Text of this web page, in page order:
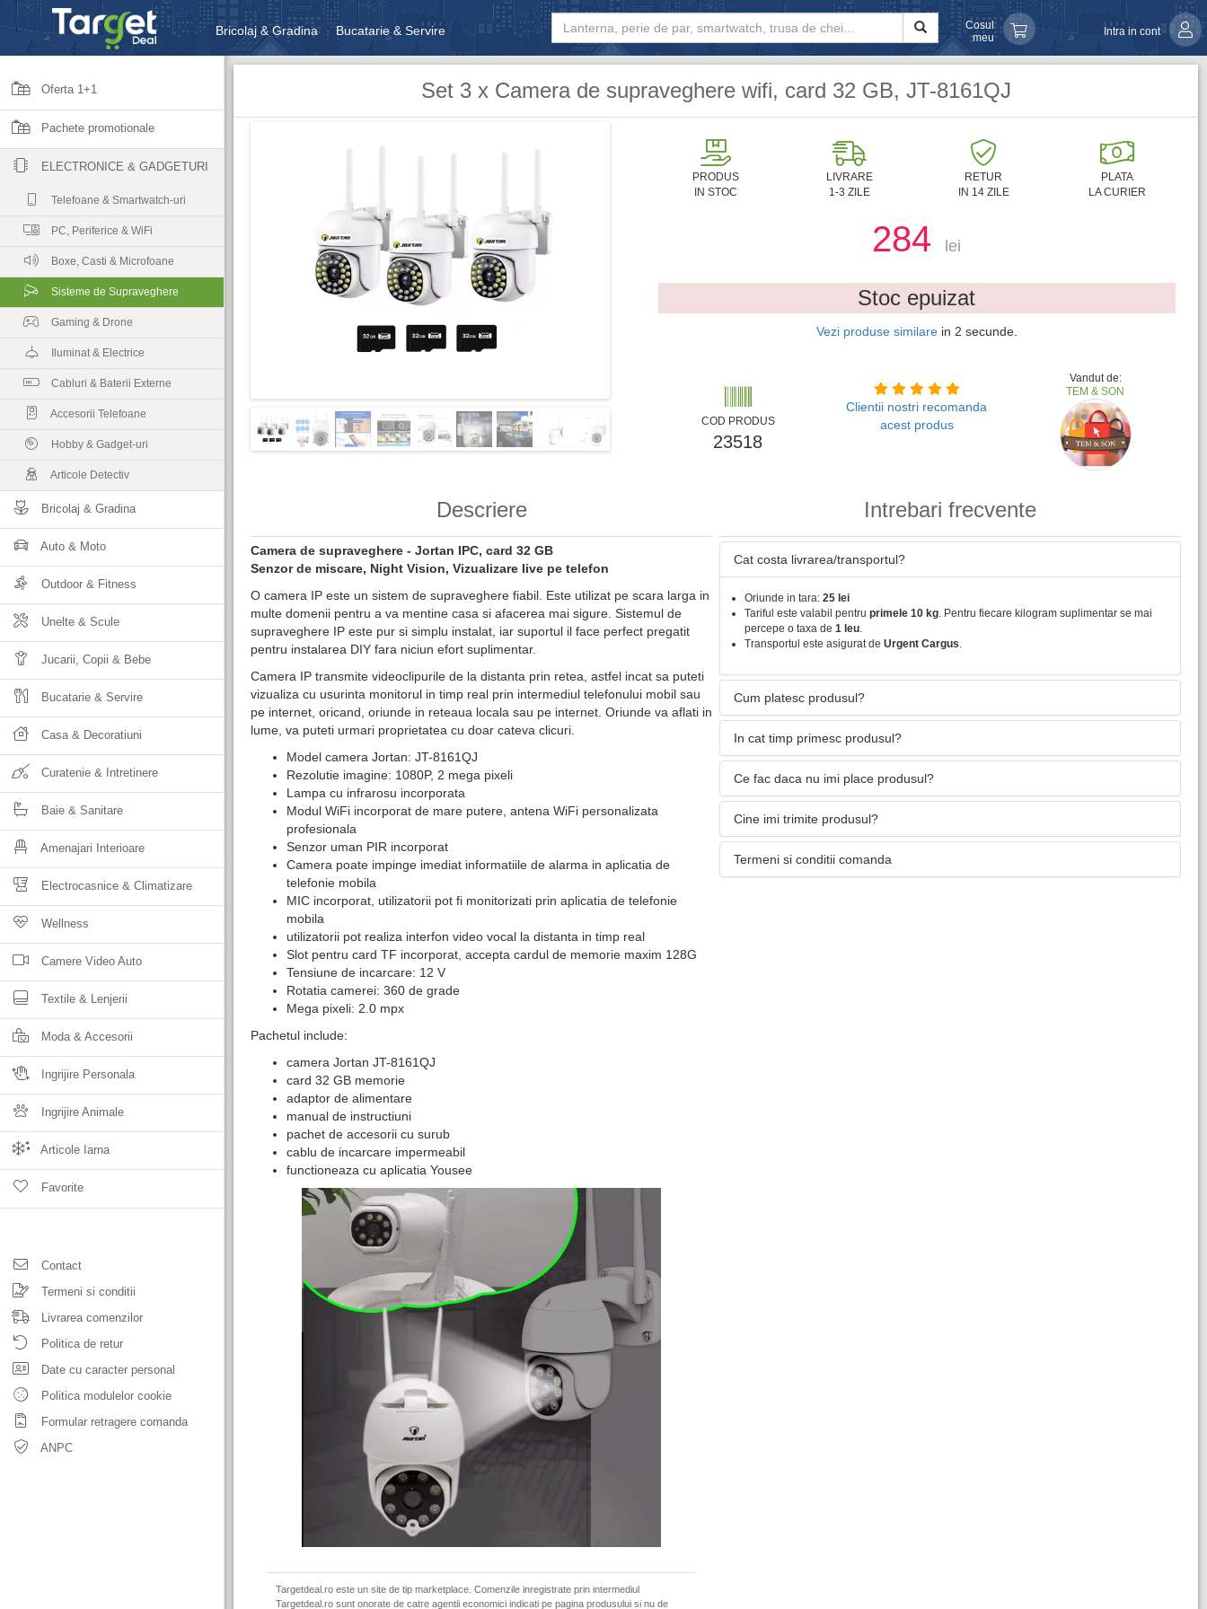
Bricolaj & Gradina Bucatarie & Servire
Unelte & Scule Jucarii, Copii & Bebe
Cosul
meu
Intra in cont
Oferta 1+1
Pachete promotionale
ELECTRONICE & GADGETURI
Telefoane & Smartwatch-uri
PC, Periferice & WiFi
Boxe, Casti & Microfoane
Sisteme de Supraveghere
Gaming & Drone
Iluminat & Electrice
Cabluri & Baterii Externe
Accesorii Telefoane
Hobby & Gadget-uri
Articole Detectiv
Bricolaj & Gradina
Auto & Moto
Outdoor & Fitness
Unelte & Scule
Jucarii, Copii & Bebe
Bucatarie & Servire
Casa & Decoratiuni
Curatenie & Intretinere
Baie & Sanitare
Amenajari Interioare
Electrocasnice & Climatizare
Wellness
Camere Video Auto
Textile & Lenjerii
Moda & Accesorii
Ingrijire Personala
Ingrijire Animale
Articole Iarna
Favorite
Contact
Termeni si conditii
Livrarea comenzilor
Politica de retur
Date cu caracter personal
Politica modulelor cookie
Formular retragere comanda
ANPC
Set 3 x Camera de supraveghere wifi, card 32 GB, JT-8161QJ
PRODUS
IN STOC
LIVRARE
1-3 ZILE
RETUR
IN 14 ZILE
PLATA
LA CURIER
284 lei
Stoc epuizat
Vezi produse similare in 1 secunde.
COD PRODUS
23518
Clientii nostri recomanda
acest produs
Vandut de:
TEM & SON
Descriere
Camera de supraveghere - Jortan IPC, card 32 GB
Senzor de miscare, Night Vision, Vizualizare live pe telefon
O camera IP este un sistem de supraveghere fiabil. Este utilizat pe scara larga in
multe domenii pentru a va mentine casa si afacerea mai sigure. Sistemul de
supraveghere IP este pur si simplu instalat, iar suportul il face perfect pregatit
pentru instalarea DIY fara niciun efort suplimentar.
Camera IP transmite videoclipurile de la distanta prin retea, astfel incat sa puteti
vizualiza cu usurinta monitorul in timp real prin intermediul telefonului mobil sau
pe internet, oricand, oriunde in reteaua locala sau pe internet. Oriunde va aflati in
lume, va puteti urmari proprietatea cu doar cateva clicuri.
Model camera Jortan: JT-8161QJ
Rezolutie imagine: 1080P, 2 mega pixeli
Lampa cu infrarosu incorporata
Modul WiFi incorporat de mare putere, antena WiFi personalizata
profesionala
Senzor uman PIR incorporat
Camera poate impinge imediat informatiile de alarma in aplicatia de
telefonie mobila
MIC incorporat, utilizatorii pot fi monitorizati prin aplicatia de telefonie
mobila
utilizatorii pot realiza interfon video vocal la distanta in timp real
Slot pentru card TF incorporat, accepta cardul de memorie maxim 128G
Tensiune de incarcare: 12 V
Rotatia camerei: 360 de grade
Mega pixeli: 2.0 mpx
Pachetul include:
camera Jortan JT-8161QJ
card 32 GB memorie
adaptor de alimentare
manual de instructiuni
pachet de accesorii cu surub
cablu de incarcare impermeabil
functioneaza cu aplicatia Yousee
Targetdeal.ro este un site de tip marketplace. Comenzile inregistrate prin intermediul
Targetdeal.ro sunt onorate de catre agentii economici indicati pe pagina produsului si nu de
Intrebari frecvente
Cat costa livrarea/transportul?
Oriunde in tara: 25 lei
Tariful este valabil pentru primele 10 kg. Pentru fiecare kilogram suplimentar se mai
percepe o taxa de 1 leu.
Transportul este asigurat de Urgent Cargus.
Cum platesc produsul?
In cat timp primesc produsul?
Ce fac daca nu imi place produsul?
Cine imi trimite produsul?
Termeni si conditii comanda